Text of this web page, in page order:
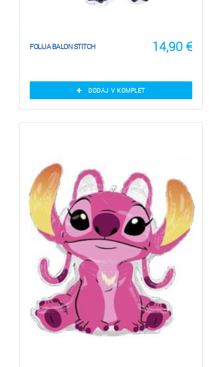
14,90 €
FOLIJA BALON STITCH
DODAJ V KOMPLET